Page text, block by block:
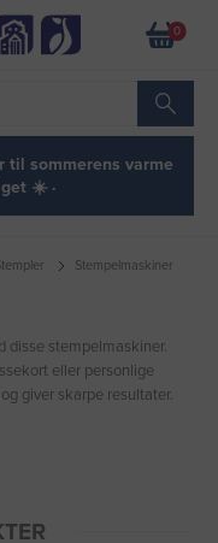
0
til sommerens varme
☀️ ·
Stempelmaskiner
disse stempelmaskiner.
eller personlige
giver skarpe resultater.